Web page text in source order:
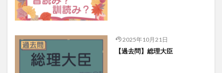
2025年10月21日
【過去問】総理大臣